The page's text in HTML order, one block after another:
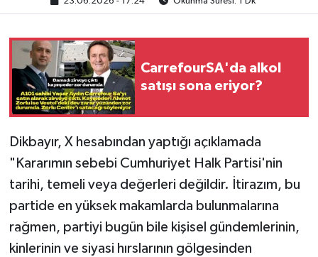
CarrefourSA'da alkol
satışı sona eriyor?
Dikbayır, X hesabından yaptığı açıklamada
"Kararımın sebebi Cumhuriyet Halk Partisi'nin
tarihi, temeli veya değerleri değildir. İtirazım, bu
partide en yüksek makamlarda bulunmalarına
rağmen, partiyi bugün bile kişisel gündemlerinin,
kinlerinin ve siyasi hırslarının gölgesinden